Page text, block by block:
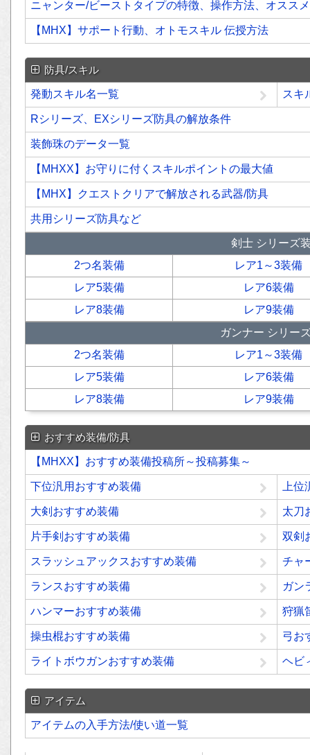
ニャンター/ビーストタイプの特徴、操作方法、オスス
【MHX】サポート行動、オトモスキル 伝授方法
防具/スキル
発動スキル名一覧 スキ
Rシリーズ、EXシリーズ防具の解放条件
装飾珠のデータ一覧
【MHXX】お守りに付くスキルポイントの最大値
【MHX】クエストクリアで解放される武器/防具
共用シリーズ防具など
剣士 シリーズ
2つ名装備
レア1～3装備
レア5装備
レア6装備
レア8装備
レア9装備
ガンナー シリー
2つ名装備
レア1～3装備
レア5装備
レア6装備
レア8装備
レア9装備
おすすめ装備/防具
【MHXX】おすすめ装備投稿所～投稿募集～
下位汎用おすすめ装備 上
大剣おすすめ装備 太刀
片手剣おすすめ装備 双剣
スラッシュアックスおすすめ装備 チャ
ランスおすすめ装備 ガン
ハンマーおすすめ装備 狩猟
操虫棍おすすめ装備 弓お
ライトボウガンおすすめ装備 ヘビ
アイテム
アイテムの入手方法/使い道一覧